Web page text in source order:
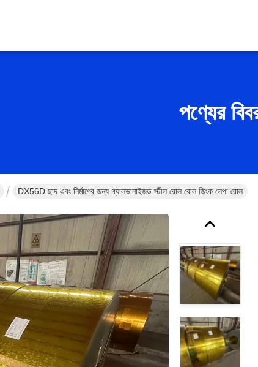
পণ্যের
DX56D ছাদ এবং নির্মাণের জন্য গ্যালভানাইজড স্টীল রোল রোল জিংক লেপা রোল